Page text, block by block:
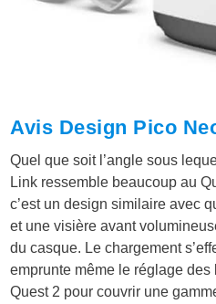
Avis Design Pico
Quel que soit l’angle sous
Link ressemble beaucoup au
c’est un design similaire avec
et une visière avant
du casque. Le chargement
emprunte même le réglage
Quest 2 pour couvrir une